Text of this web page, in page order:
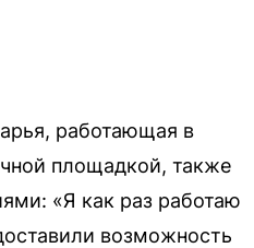
работающая в
площадкой, также
«Я как раз работаю
возможность